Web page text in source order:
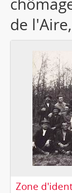
de
Zone